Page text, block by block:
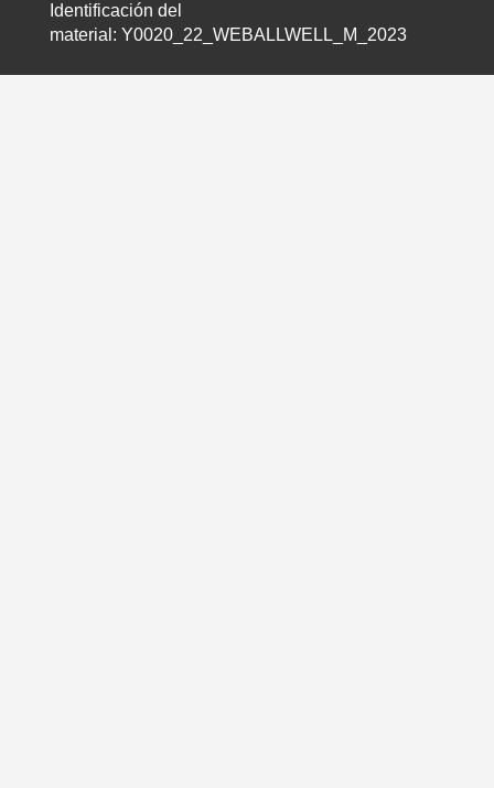
Identificación del
material: Y0020_22_WEBALLWELL_M_2023